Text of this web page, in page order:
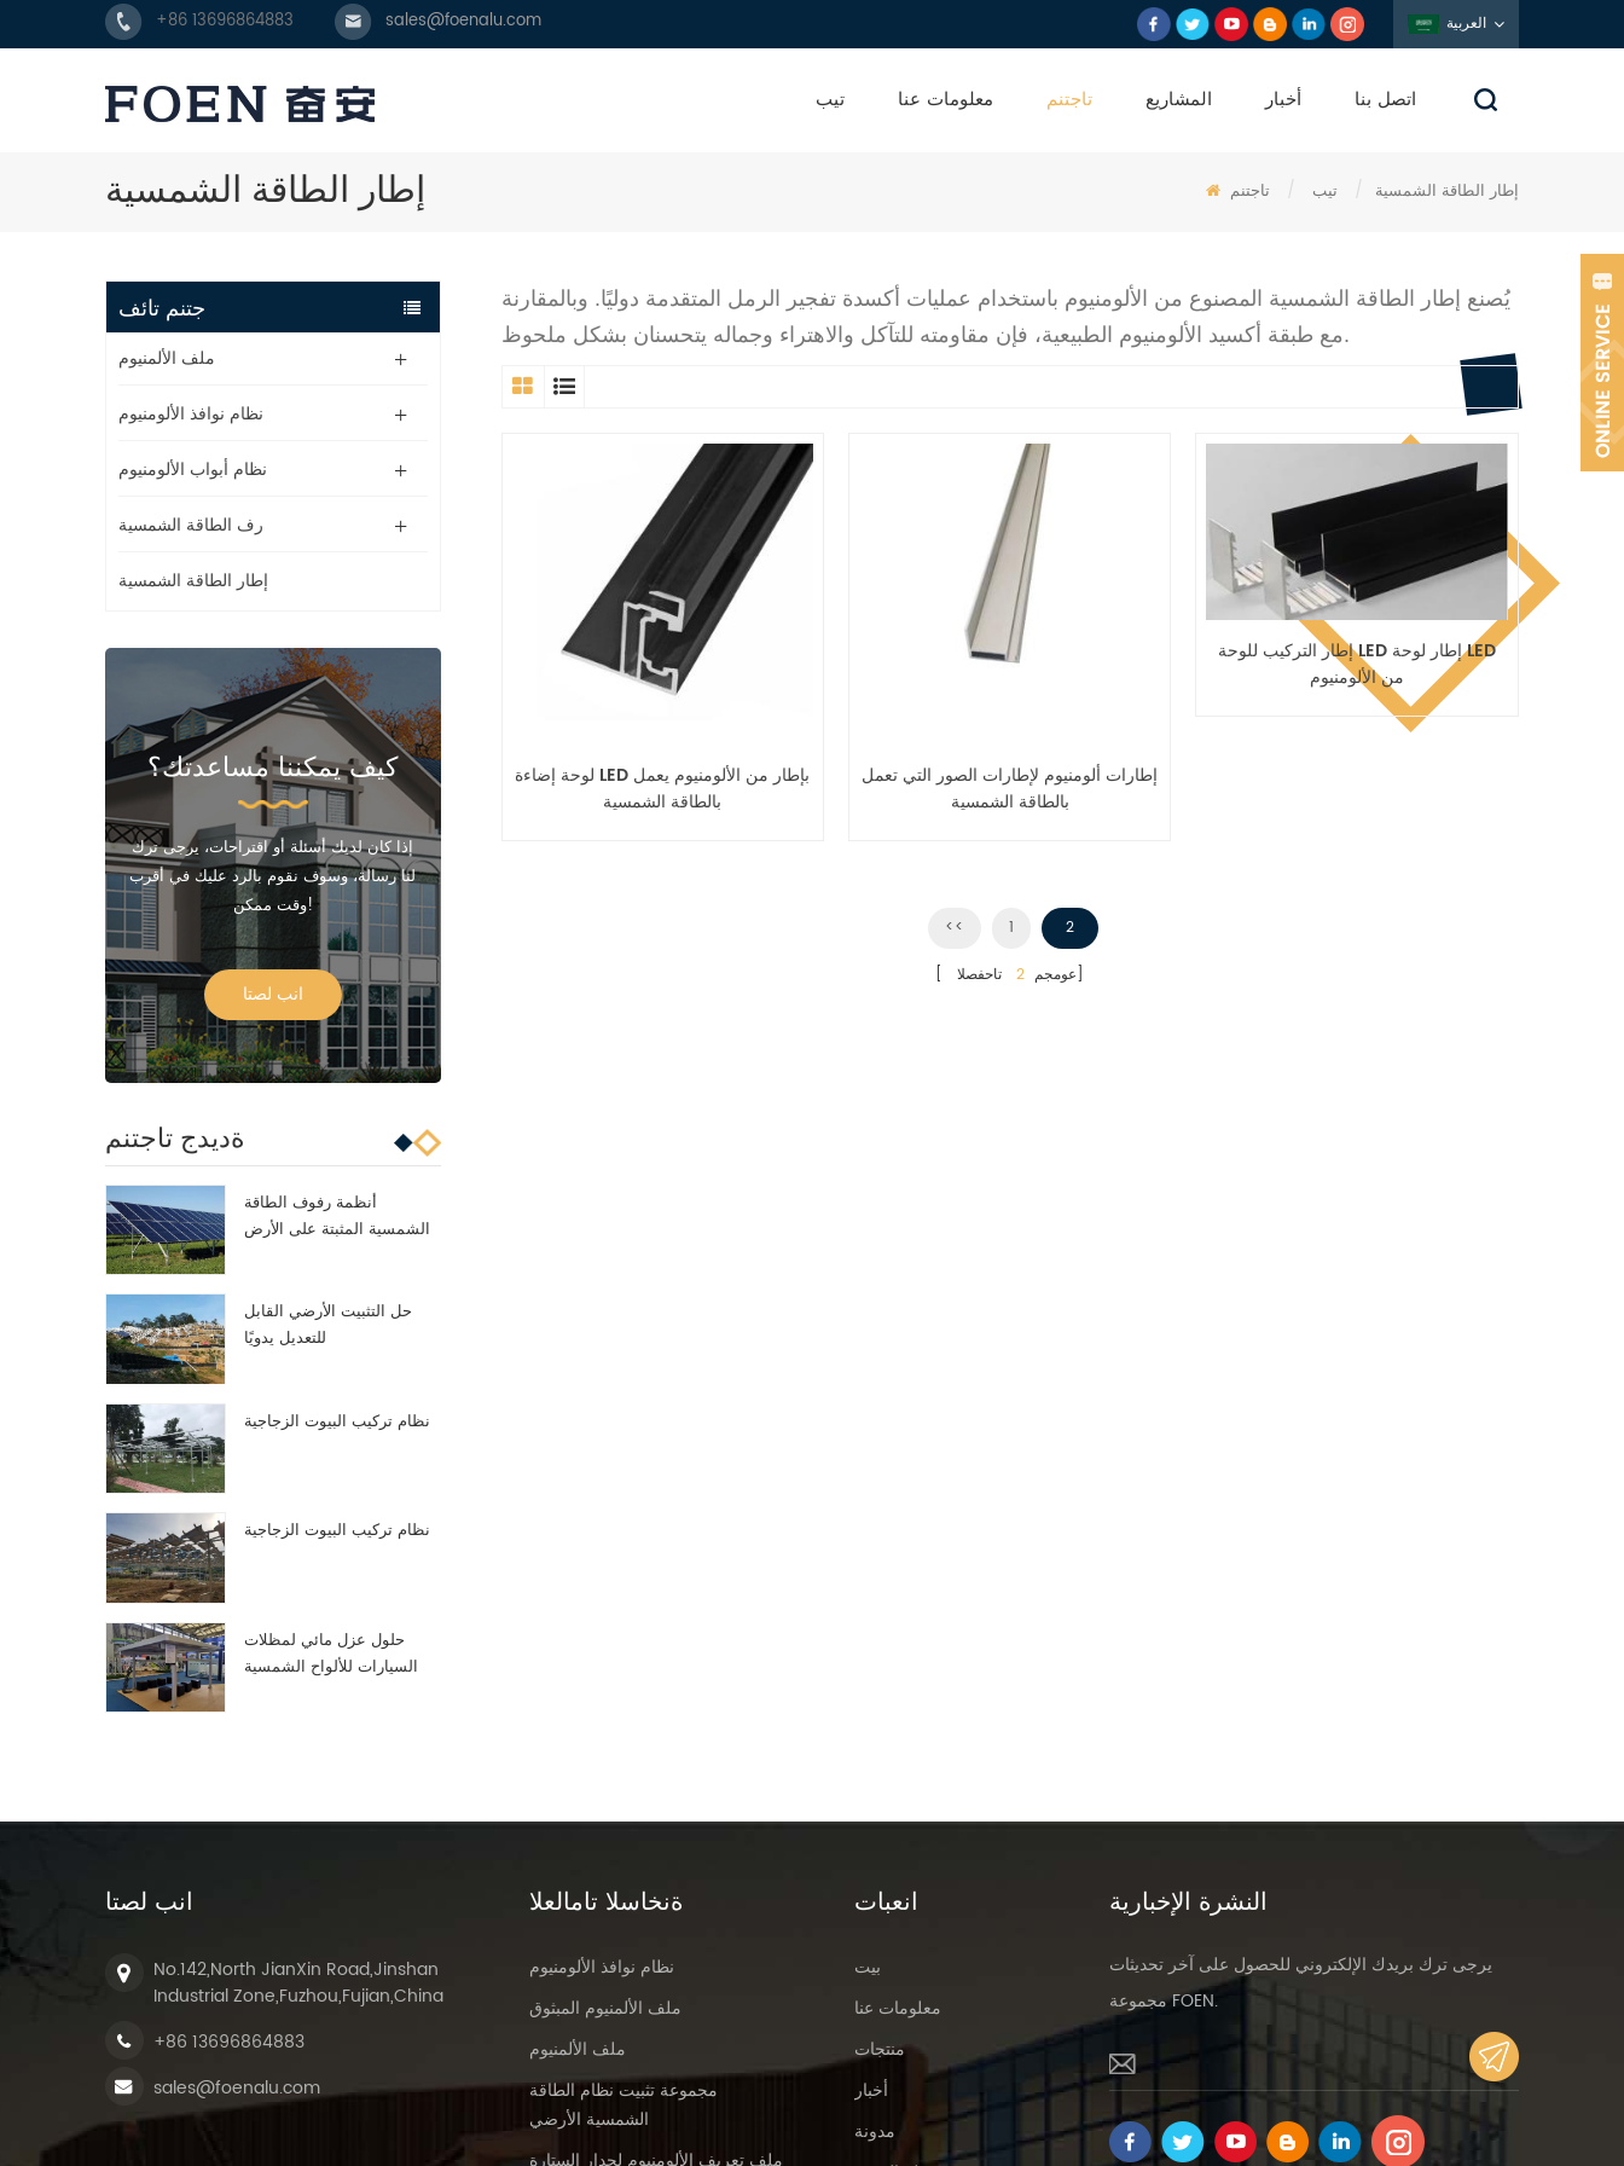
+86 13696864883 sales@foenalu.com العربية
تيب معلومات عنا تاجتنم المشاريع أخبار اتصل بنا
إطار الطاقة الشمسية تيب / تاجتنم / إطار الطاقة الشمسية
جتنم تائف
ملف الألمنيوم
نظام نوافذ الألومنيوم
نظام أبواب الألومنيوم
رف الطاقة الشمسية
إطار الطاقة الشمسية
كيف يمكننا مساعدتك؟
إذا كان لديك أسئلة أو اقتراحات، يرجى ترك
لنا رسالة، وسوف نقوم بالرد عليك في أقرب
وقت ممكن!
انب لصتا
ةديدج تاجتنم
أنظمة رفوف الطاقة
الشمسية المثبتة على الأرض
حل التثبيت الأرضي القابل
للتعديل يدويًا
نظام تركيب البيوت الزجاجية
نظام تركيب البيوت الزجاجية
حلول عزل مائي لمظلات
السيارات للألواح الشمسية
يُصنع إطار الطاقة الشمسية المصنوع من الألومنيوم باستخدام عمليات أكسدة تفجير الرمل المتقدمة دوليًا. وبالمقارنة
مع طبقة أكسيد الألومنيوم الطبيعية، فإن مقاومته للتآكل والاهتراء وجماله يتحسنان بشكل ملحوظ.
لوحة إضاءة LED بإطار من الألومنيوم يعمل
بالطاقة الشمسية
إطارات ألومنيوم لإطارات الصور التي تعمل
بالطاقة الشمسية
إطار التركيب للوحة LED إطار لوحة LED
من الألومنيوم
<< 1 2
[ عومجم 2 تاحفصلا]
انب لصتا
No.142,North JianXin Road,Jinshan
Industrial Zone,Fuzhou,Fujian,China
+86 13696864883
sales@foenalu.com
ةنخاسلا تامالعلا
نظام نوافذ الألومنيوم
ملف الألمنيوم المبثوق
ملف الألمنيوم
مجموعة تثبيت نظام الطاقة
الشمسية الأرضي
انعبات
بيت
معلومات عنا
منتجات
أخبار
مدونة
النشرة الإخبارية
يرجى ترك بريدك الإلكتروني للحصول على آخر تحديثات
مجموعة FOEN.